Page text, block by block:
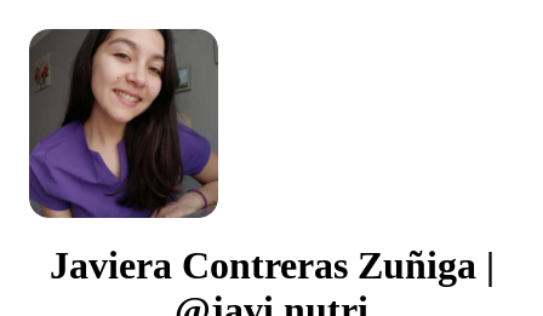
Javiera Contreras Zuñiga |